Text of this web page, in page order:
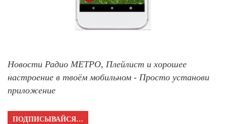
Новости Радио МЕТРО, Плейлист и хорошее
настроение в твоём мобильном - Просто установи
приложение
ПОДПИСЫВАЙСЯ…